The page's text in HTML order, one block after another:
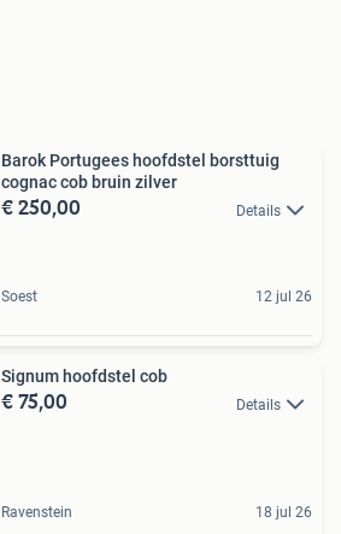
Barok Portugees hoofdstel borsttuig
cognac cob bruin zilver
€ 250,00 Details
Soest 12 jul 26
Signum hoofdstel cob
€ 75,00 Details
Ravenstein 18 jul 26